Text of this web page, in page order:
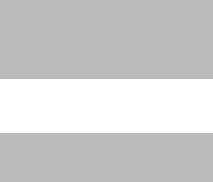
подписку, чтобы получить